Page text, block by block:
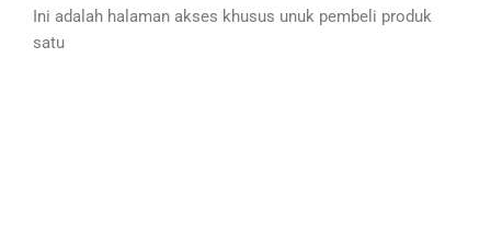
Ini adalah halaman akses khusus unuk pembeli produk
satu